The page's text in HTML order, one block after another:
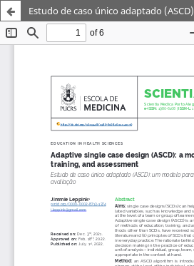
Estudo de caso único adaptado (ASCD)